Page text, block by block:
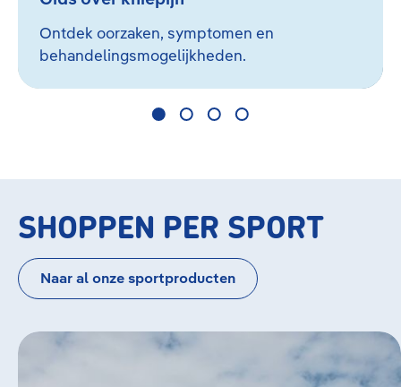
Ontdek oorzaken, symptomen en
behandelingsmogelijkheden.
SHOPPEN PER SPORT
Naar al onze sportproducten
Bildergalerie überspringen
Hardlopen